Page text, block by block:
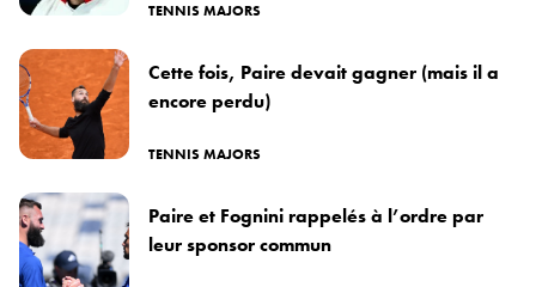
TENNIS MAJORS
Cette fois, Paire devait gagner (mais il a
encore perdu)
TENNIS MAJORS
Paire et Fognini rappelés à l’ordre par
leur sponsor commun